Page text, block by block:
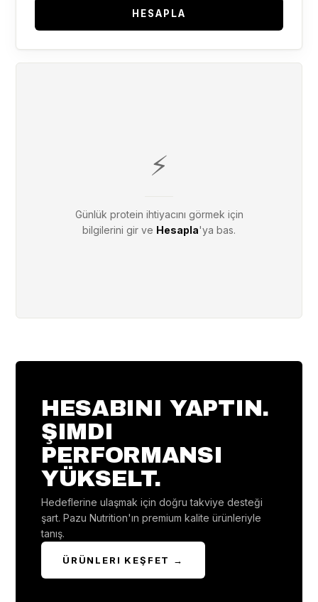
HESAPLA
⚡
Günlük protein ihtiyacını görmek için
bilgilerini gir ve Hesapla'ya bas.
HESABINI YAPTIN.
ŞIMDI
PERFORMANSI
YÜKSELT.
Hedeflerine ulaşmak için doğru takviye desteği
şart. Pazu Nutrition'ın premium kalite ürünleriyle
tanış.
ÜRÜNLERI KEŞFET →